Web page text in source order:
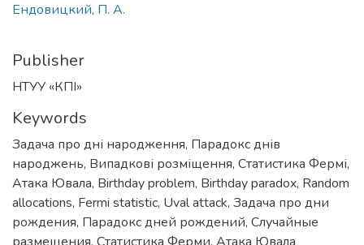
Ендовицкий, П. А.
Publisher
НТУУ «КПІ»
Keywords
Задача про дні народження, Парадокс днів
народжень, Випадкові розміщення, Статистика Фермі,
Атака Ювала, Birthday problem, Birthday paradox, Random
allocations, Fermi statistic, Uval attack, Задача про дни
рождения, Парадокс дней рождений, Случайные